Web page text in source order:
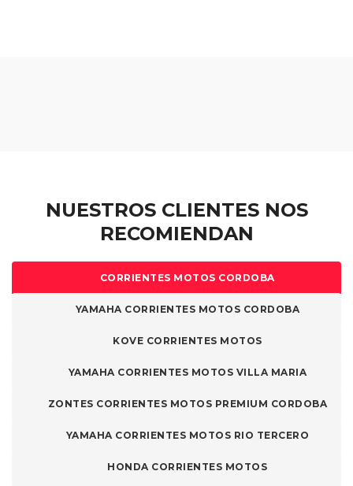
NUESTROS CLIENTES NOS
RECOMIENDAN
CORRIENTES MOTOS CORDOBA
YAMAHA CORRIENTES MOTOS CORDOBA
KOVE CORRIENTES MOTOS
YAMAHA CORRIENTES MOTOS VILLA MARIA
ZONTES CORRIENTES MOTOS PREMIUM CORDOBA
YAMAHA CORRIENTES MOTOS RIO TERCERO
HONDA CORRIENTES MOTOS